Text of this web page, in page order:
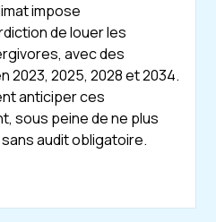
impose
de louer les
avec des
2023, 2025, 2028 et 2034.
anticiper ces
sous peine de ne plus
audit obligatoire.